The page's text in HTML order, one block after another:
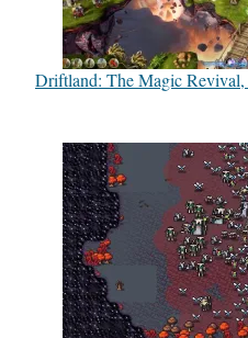
Driftland: The Magic Revival,